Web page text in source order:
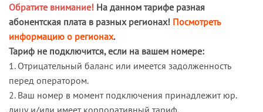
Обратите внимание! На данном тарифе разная
абонентская плата в разных регионах! Посмотреть
информацию о регионах.
Тариф не подключится, если на вашем номере:
1. Отрицательный баланс или имеется задолженность
перед оператором.
2. Ваш номер в момент подключения принадлежит юр.